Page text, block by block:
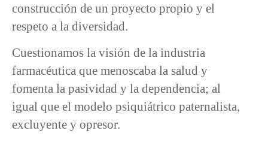
construcción de un proyecto propio y el
respeto a la diversidad.
Cuestionamos la visión de la industria
farmacéutica que menoscaba la salud y
fomenta la pasividad y la dependencia; al
igual que el modelo psiquiátrico paternalista,
excluyente y opresor.